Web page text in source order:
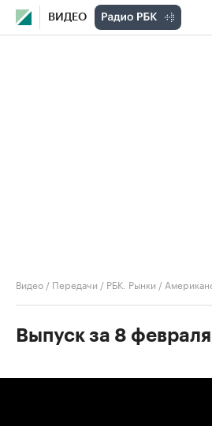
ВИДЕО
Видео / Передачи / РБК. Рынки /
Выпуск за 8